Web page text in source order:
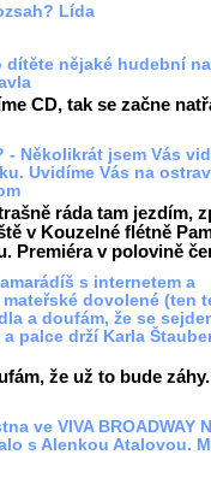
Lída
dítěte nějaké hudební
CD, tak se začne
- Několikrát jsem Vás
Uvidíme Vás na
ráda tam jezdím,
v Kouzelné flétně
Premiéra v polovině
s internetem a
dovolené (ten
a doufám, že se
palce drží Karla
že už to bude záhy.
ve VIVA BROADWAY
s Alenkou Atalovou.